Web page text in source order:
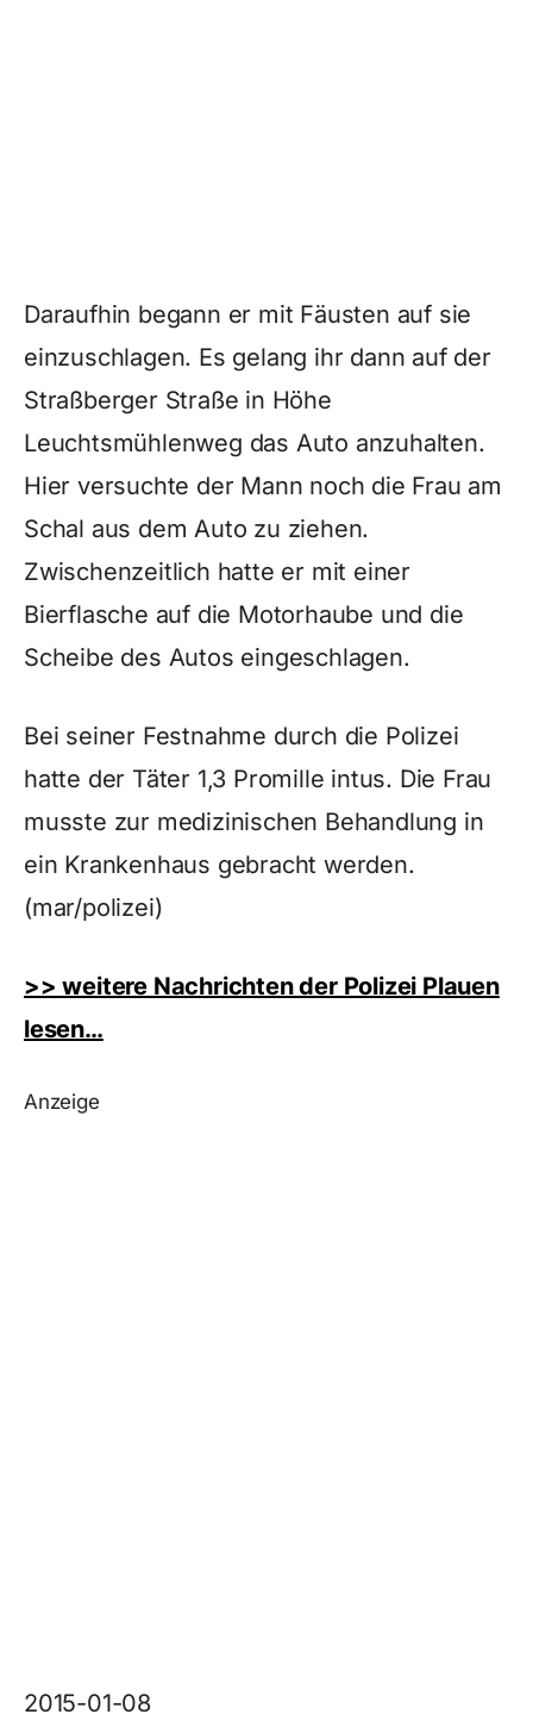
Daraufhin begann er mit Fäusten auf sie
einzuschlagen. Es gelang ihr dann auf der
Straßberger Straße in Höhe
Leuchtsmühlenweg das Auto anzuhalten.
Hier versuchte der Mann noch die Frau am
Schal aus dem Auto zu ziehen.
Zwischenzeitlich hatte er mit einer
Bierflasche auf die Motorhaube und die
Scheibe des Autos eingeschlagen.
Bei seiner Festnahme durch die Polizei
hatte der Täter 1,3 Promille intus. Die Frau
musste zur medizinischen Behandlung in
ein Krankenhaus gebracht werden.
(mar/polizei)
>> weitere Nachrichten der Polizei Plauen
lesen…
Anzeige
2015-01-08